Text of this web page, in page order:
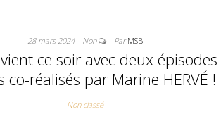
28 mars 2024 Non ParMSB
ce soir avec deux épisodes
co-réalisés par Marine HERVÉ !
Non classé